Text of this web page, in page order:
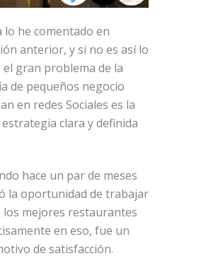
lo he comentado en
anterior, y si no es así lo
gran problema de la
de pequeños negocio
en redes Sociales es la
clara y definida
hace un par de meses
la oportunidad de trabajar
los mejores restaurantes
en eso, fue un
de satisfacción.